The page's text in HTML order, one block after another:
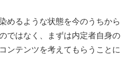
めるような状態を今のうちから
ではなく、まずは内定者自身の
ンテンツを考えてもらうことに